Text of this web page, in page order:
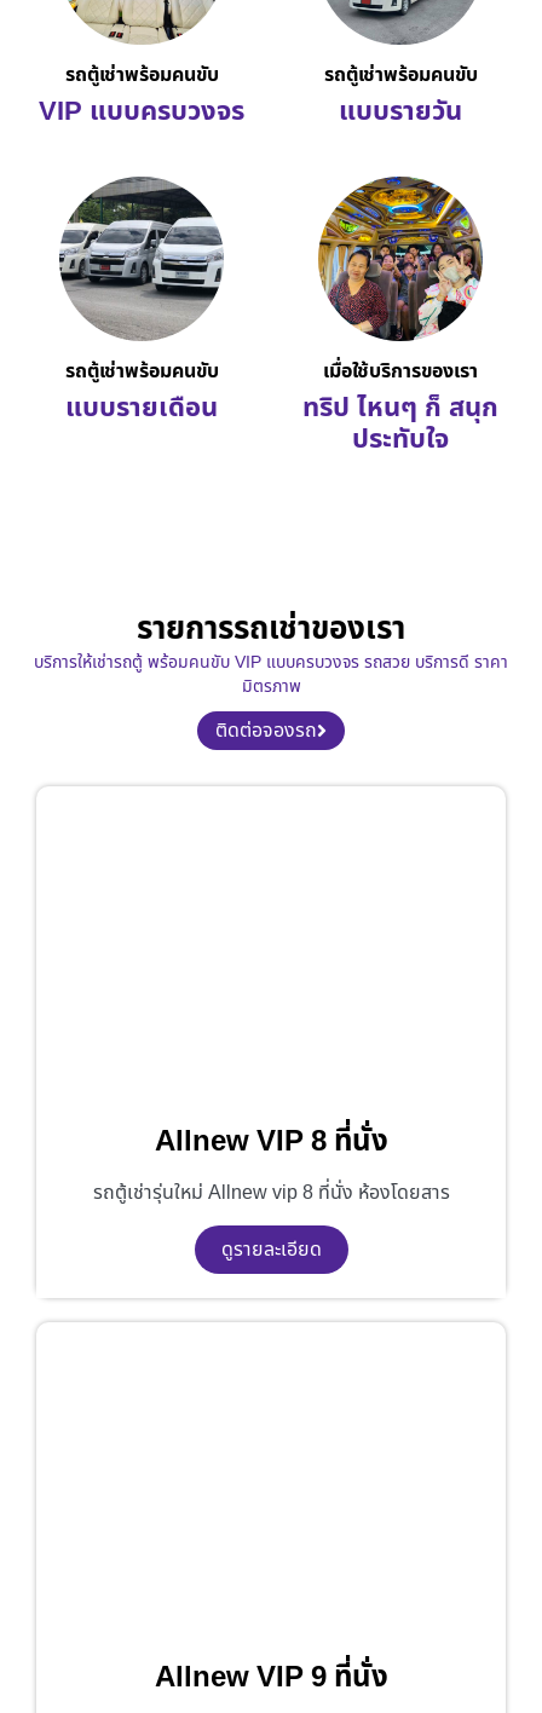
รถตู้เช่าพร้อมคนขับ
VIP แบบครบวงจร
รถตู้เช่าพร้อมคนขับ
แบบรายวัน
รถตู้เช่าพร้อมคนขับ
แบบรายเดือน
เมื่อใช้บริการของเรา
ทริป ไหนๆ ก็ สนุก
ประทับใจ
รายการรถเช่าของเรา
บริการให้เช่ารถตู้ พร้อมคนขับ VIP แบบครบวงจร รถสวย บริการดี ราคา
มิตรภาพ
ติดต่อจองรถ
Allnew VIP 8 ที่นั่ง
รถตู้เช่ารุ่นใหม่ Allnew vip 8 ที่นั่ง ห้องโดยสาร
ดูรายละเอียด
Allnew VIP 9 ที่นั่ง